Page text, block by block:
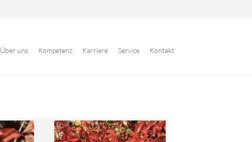
Über uns Kompetenz Karriere Service Kontakt